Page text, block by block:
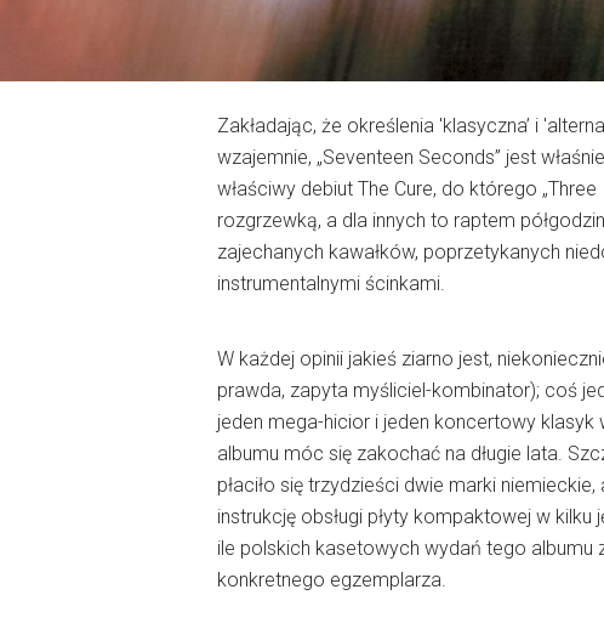
Zakładając, że określenia 'klasyczna’ i
wzajemnie, „Seventeen Seconds” jest
właściwy debiut The Cure, do którego
rozgrzewką, a dla innych to raptem
zajechanych kawałków, poprzetykanych
instrumentalnymi ścinkami.
W każdej opinii jakieś ziarno jest,
prawda, zapyta myśliciel-kombinator); coś
jeden mega-hicior i jeden koncertowy klasyk
albumu móc się zakochać na długie lata.
płaciło się trzydzieści dwie marki
instrukcję obsługi płyty kompaktowej w kilku
ile polskich kasetowych wydań tego albumu
konkretnego egzemplarza.